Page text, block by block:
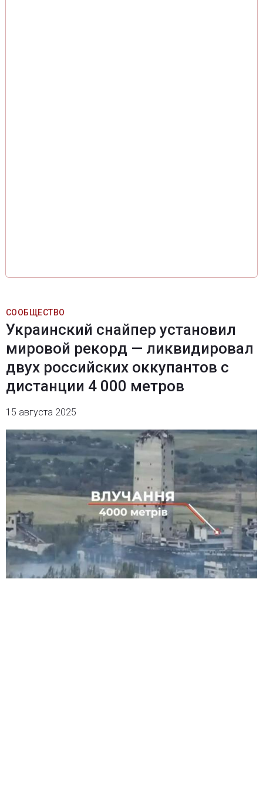
СООБЩЕСТВО
Украинский снайпер установил
мировой рекорд — ликвидировал
двух российских оккупантов с
дистанции 4 000 метров
15 августа 2025